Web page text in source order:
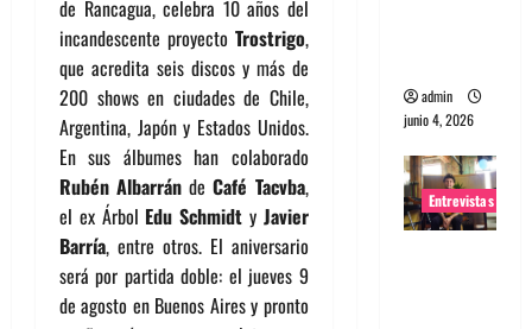
de Rancagua, celebra 10 años del
incandescente proyecto Trostrigo,
que acredita seis discos y más de
200 shows en ciudades de Chile,
Argentina, Japón y Estados Unidos.
En sus álbumes han colaborado
Rubén Albarrán deCafé Tacvba,
el ex Árbol Edu Schmidt y Javier
Barría, entre otros. El aniversario
será por partida doble: el jueves 9
de agosto en Buenos Aires y pronto
admin
junio 4, 2026
Entrevistas